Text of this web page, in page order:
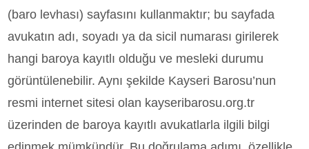
(baro levhası) sayfasını kullanmaktır; bu sayfada
avukatın adı, soyadı ya da sicil numarası girilerek
hangi baroya kayıtlı olduğu ve mesleki durumu
görüntülenebilir. Aynı şekilde Kayseri Barosu’nun
resmi internet sitesi olan kayseribarosu.org.tr
üzerinden de baroya kayıtlı avukatlarla ilgili bilgi